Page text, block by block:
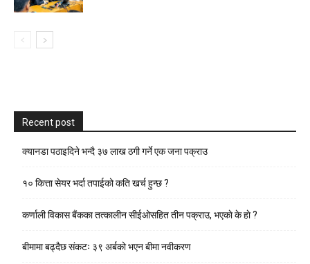
Recent post
क्यानडा पठाइदिने भन्दै ३७ लाख ठगी गर्ने एक जना पक्राउ
१० कित्ता सेयर भर्दा तपाईको कति खर्च हुन्छ ?
कर्णाली विकास बैंकका तत्कालीन सीईओसहित तीन पक्राउ, भएकाे के हाे ?
बीमामा बढ्दैछ संकटः ३९ अर्बको भएन बीमा नवीकरण